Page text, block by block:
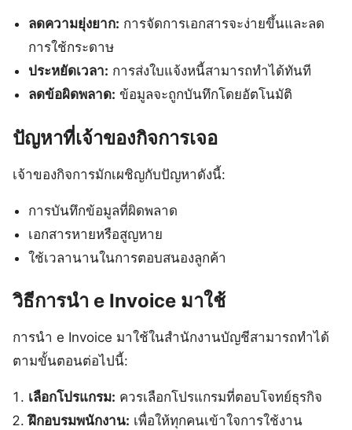
ลดความยุ่งยาก: การจัดการเอกสารจะง่ายขึ้นและลด
การใช้กระดาษ
ประหยัดเวลา: การส่งใบแจ้งหนี้สามารถทำได้ทันที
ลดข้อผิดพลาด: ข้อมูลจะถูกบันทึกโดยอัตโนมัติ
ปัญหาที่เจ้าของกิจการเจอ
เจ้าของกิจการมักเผชิญกับปัญหาดังนี้:
การบันทึกข้อมูลที่ผิดพลาด
เอกสารหายหรือสูญหาย
ใช้เวลานานในการตอบสนองลูกค้า
วิธีการนำ e Invoice มาใช้
การนำ e Invoice มาใช้ในสำนักงานบัญชีสามารถทำได้
ตามขั้นตอนต่อไปนี้:
เลือกโปรแกรม: ควรเลือกโปรแกรมที่ตอบโจทย์ธุรกิจ
ฝึกอบรมพนักงาน: เพื่อให้ทุกคนเข้าใจการใช้งาน